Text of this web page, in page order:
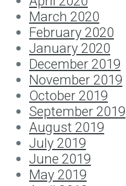
March 2020
February 2020
January 2020
December 2019
November 2019
October 2019
September 2019
August 2019
July 2019
June 2019
May 2019